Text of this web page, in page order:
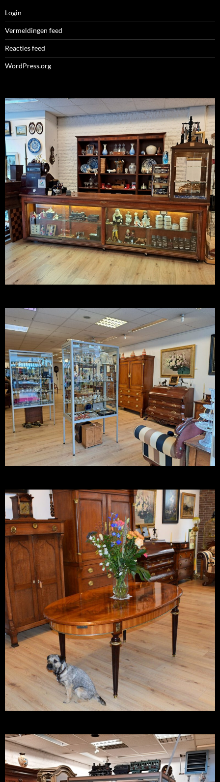
Login
Vermeldingen feed
Reacties feed
WordPress.org